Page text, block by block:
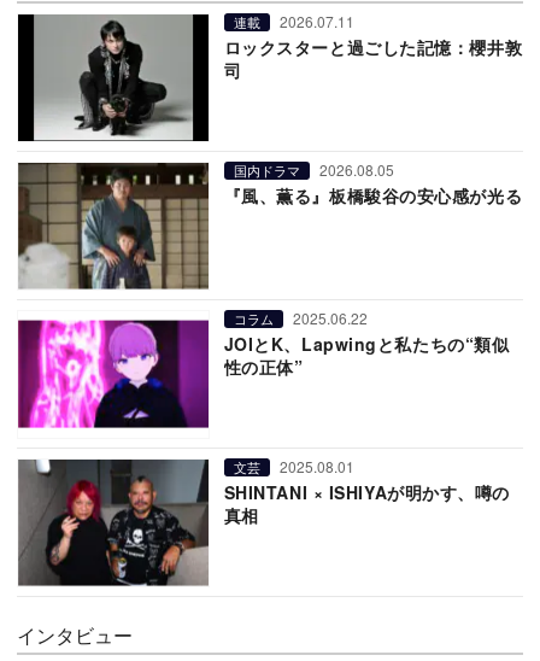
連載 2026.07.11
ロックスターと過ごした記憶：櫻井敦
司
国内ドラマ 2026.08.05
『風、薫る』板橋駿谷の安心感が光る
コラム 2025.06.22
JOIとK、Lapwingと私たちの“類似
性の正体”
文芸 2025.08.01
SHINTANI × ISHIYAが明かす、噂の
真相
インタビュー